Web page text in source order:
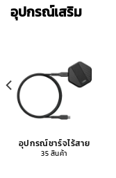
อุปกรณ์เสริม
อุปกรณ์ชาร์จไร้สาย
35 สินค้า